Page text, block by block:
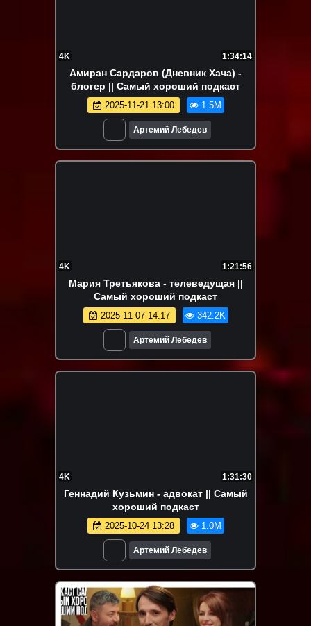
4K 1:34:14
Амиран Сардаров (Дневник Хача) -
блогер || Самый хороший подкаст
2025-11-21 13:00 1.5M
Артемий Лебедев
4K 1:21:56
Мария Третьякова - телеведущая ||
Самый хороший подкаст
2025-11-07 14:17 342.2K
Артемий Лебедев
4K 1:31:30
Геннадий Кузьмин - адвокат || Самый
хороший подкаст
2025-10-24 13:28 1.0M
Артемий Лебедев